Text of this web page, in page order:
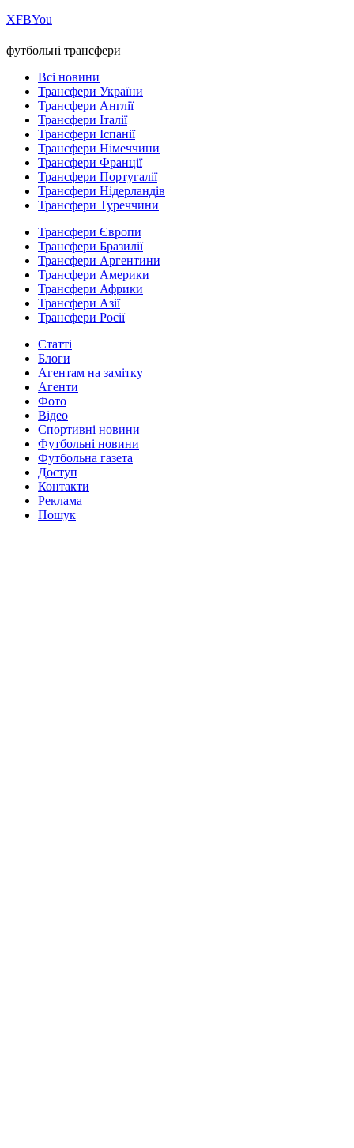
ХFBYou
футбольні трансфери
Всі новини
Трансфери України
Трансфери Англії
Трансфери Італії
Трансфери Іспанії
Трансфери Німеччини
Трансфери Франції
Трансфери Португалії
Трансфери Нідерландів
Трансфери Туреччини
Трансфери Європи
Трансфери Бразилії
Трансфери Аргентини
Трансфери Америки
Трансфери Африки
Трансфери Азії
Трансфери Росії
Статті
Блоги
Агентам на замітку
Агенти
Фото
Відео
Спортивні новини
Футбольні новини
Футбольна газета
Доступ
Контакти
Реклама
Пошук